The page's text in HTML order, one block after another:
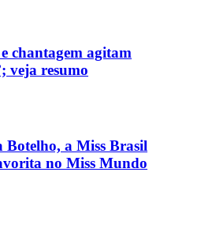
chantagem agitam
veja resumo
Botelho, a Miss Brasil
no Miss Mundo